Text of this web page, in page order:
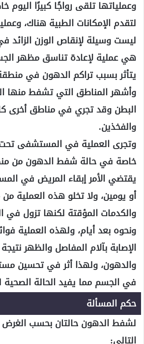
وعملياتها تلقى رواجًا كبيرًا اليوم
لتقدم الإمكانات الطبية هناك،
ليست وسيلة لإنقاص الوزن الزائد
هي عملية لإعادة تناسق مظهر
يتأثر بسبب تراكم الدهون في
وأشهر المناطق التي تشفط منها
البطن وقد تجري في مناطق أخرى
والفخذين.
وتجرى العملية في المستشفى تحت
خاصة في حالة شفط الدهون من
يقتضي الأمر إبقاء المريض في
أو يومين، ولا تخلو هذه العملية
والكدمات المؤقتة لكنها تزول في
ونحوه بعد أيام، ولهذه العملية
الإصابة بآلام المفاصل والظهر
والدهون، ولهذا أثر في تحسين
في الجسم مما يفيد الحالة الصحية
حكم المسألة
لشفط الدهون حالتان بحسب الغرض